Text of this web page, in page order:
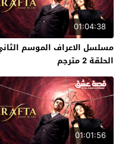
01:04:38
مسلسل الاعراف الموسم
الحلقة 2 مترجم
01:01:56